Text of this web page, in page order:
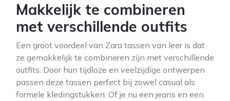
Makkelijk te combineren
met verschillende outfits
Een groot voordeel van Zara tassen van leer is dat
ze gemakkelijk te combineren zijn met verschillende
outfits. Door hun tijdloze en veelzijdige ontwerpen
passen deze tassen perfect bij zowel casual als
formele kledingstukken. Of je nu een jeans en een